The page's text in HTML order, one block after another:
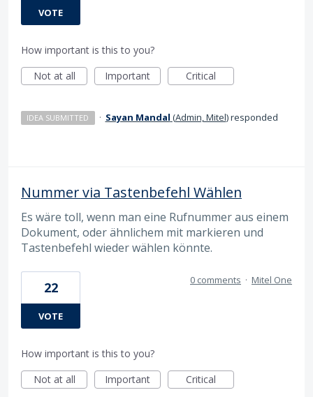
VOTE
How important is this to you?
Not at all
Important Critical
IDEA SUBMITTED · Sayan Mandal (Admin, Mitel)responded
Nummer via Tastenbefehl Wählen
Es wäre toll, wenn man eine Rufnummer aus einem
Dokument, oder ähnlichem mit markieren und
Tastenbefehl wieder wählen könnte.
22
VOTE
0 comments · Mitel One
How important is this to you?
Not at all
Important Critical